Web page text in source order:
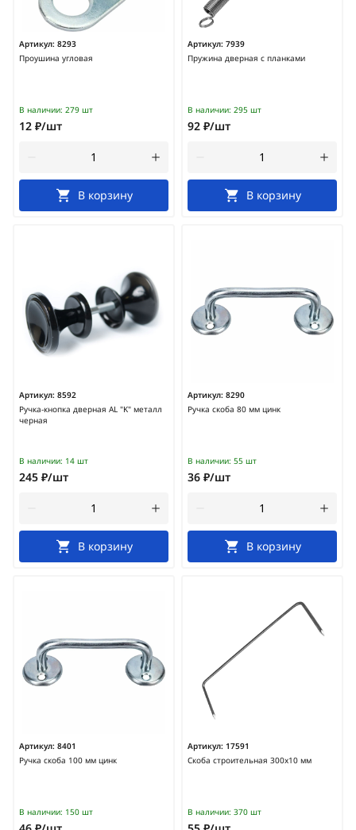
Артикул: 8293
Проушина угловая
В наличии: 279 шт
12 ₽/шт
В корзину
Артикул: 7939
Пружина дверная с планками
В наличии: 295 шт
92 ₽/шт
В корзину
Артикул: 8592
Ручка-кнопка дверная AL "K" металл
черная
В наличии: 14 шт
245 ₽/шт
В корзину
Артикул: 8290
Ручка скоба 80 мм цинк
В наличии: 55 шт
36 ₽/шт
В корзину
Артикул: 8401
Ручка скоба 100 мм цинк
В наличии: 150 шт
Артикул: 17591
Скоба строительная 300х10 мм
В наличии: 370 шт